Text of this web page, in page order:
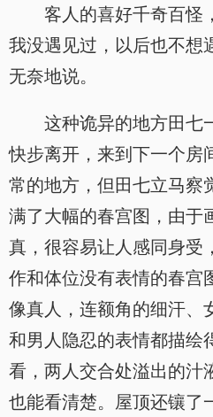
客人的喜好千奇百怪
我没遇见过，以后也不想
无奈地说。
这种诡异的地方田七
快步离开，来到下一个房
常的地方，但田七立马察
满了大幅的春宫图，由于
真，很容易让人感同身受
作和体位没有表情的春宫
像真人，连额角的细汗、
和男人隐忍的表情都描绘
看，两人交合处溢出的汁
也能看清楚。屋顶还镶了